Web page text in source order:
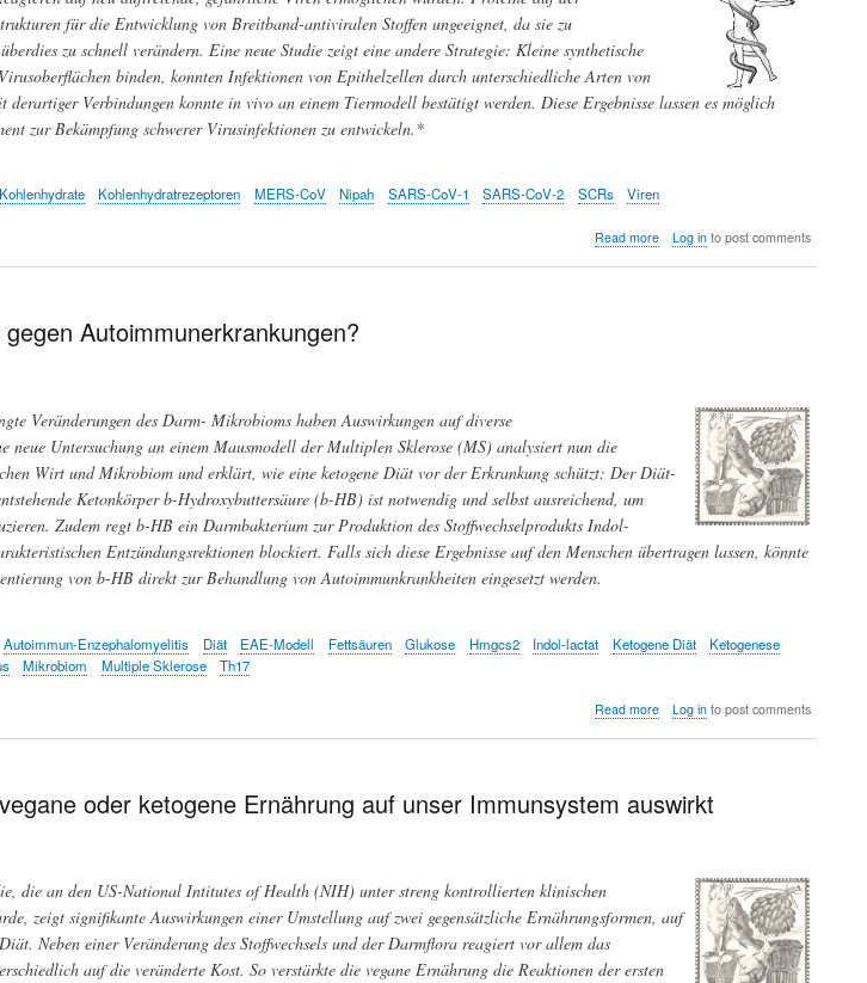
für die Entwicklung von Breitband-antiviralen Stoffen ungeeignet, da sie zu
zu schnell verändern. Eine neue Studie zeigt eine andere Strategie: Kleine synthetische
binden, konnten Infektionen von Epithelzellen durch unterschiedliche Arten von
Verbindungen konnte in vivo an einem Tiermodell bestätigt werden. Diese Ergebnisse lassen es möglich
zur Bekämpfung schwerer Virusinfektionen zu entwickeln.*
Kohlenhydrate Kohlenhydratrezeptoren MERS-CoV Nipah SARS-CoV-1 SARS-CoV-2 SCRs Viren
Read moreabout
Log into post comments
Autoimmunerkrankungen?
Veränderungen des Darm- Mikrobioms haben Auswirkungen auf diverse
neue Untersuchung an einem Mausmodell der Multiplen Sklerose (MS) analysiert nun die
Wirt und Mikrobiom und erklärt, wie eine ketogene Diät vor der Erkrankung schützt: Der Diät-
Ketonkörperb-Hydroxybuttersäure (b-HB) ist notwendig und selbst ausreichend, um
Zudem regt b-HB ein Darmbakterium zur Produktion des Stoffwechselprodukts Indol-
Entzündungsrektionen blockiert. Falls sich diese Ergebnisse auf den Menschen übertragen lassen, könnte
von b-HB direkt zur Behandlung von Autoimmunkrankheiten eingesetzt werden.
Autoimmun-Enzephalomyelitis Diät EAE-Modell Fettsäuren Glukose Hmgcs2 Indol-lactat Ketogene Diät
Ketogenese
Mikrobiom Multiple Sklerose Th17
Read moreabout
Diät
Log into post comments
oder ketogene Ernährung auf unser Immunsystem auswirkt
die an den US-National Intitutes of Health (NIH) unter streng kontrollierten klinischen
zeigt signifikante Auswirkungen einer Umstellung auf zwei gegensätzliche Ernährungsformen, auf
Neben einer Veränderung des Stoffwechsels und der Darmflora reagiert vor allem das
auf die veränderte Kost. So verstärkte die vegane Ernährung die Reaktionen der ersten